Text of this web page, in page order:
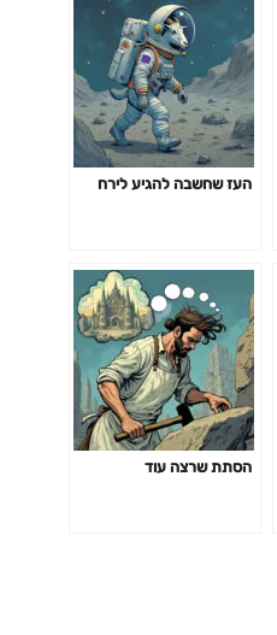
העז שחשבה להגיע לירח
הסתת שרצה עוד